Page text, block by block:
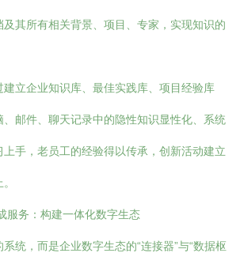
其所有相关背景、项目、专家，实现知识的
立企业知识库、最佳实践库、项目经验库
邮件、聊天记录中的隐性知识显性化、系统
手，老员工的经验得以传承，创新活动建立
服务：构建一体化数字生态
统，而是企业数字生态的“连接器”与“数据枢